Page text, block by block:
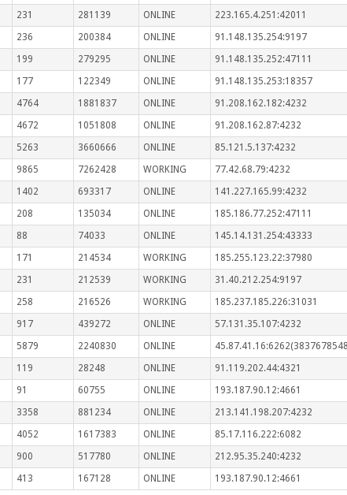
231 281139 ONLINE
223.165.4.251:42011
236 200384 ONLINE
91.148.135.254:9197
199 279295 ONLINE
91.148.135.252:47111
177 122349 ONLINE
91.148.135.253:18357
4764 1881837 ONLINE
91.208.162.182:4232
4672 1051808 ONLINE
91.208.162.87:4232
5263 3660666 ONLINE
85.121.5.137:4232
9865 7262428 WORKING
77.42.68.79:4232
1402 693317 ONLINE
141.227.165.99:4232
208 135034 ONLINE
185.186.77.252:47111
88 74033 ONLINE
145.14.131.254:43333
171 214534 WORKING
185.255.123.22:37980
231 212539 WORKING
31.40.212.254:9197
258 216526 WORKING
185.237.185.226:31031
917 439272 ONLINE
57.131.35.107:4232
5879 2240830 ONLINE
119 28248 ONLINE
91.119.202.44:4321
91 60755 ONLINE
193.187.90.12:4661
3358 881234 ONLINE
213.141.198.207:4232
4052 1617383 ONLINE
85.17.116.222:6082
900 517780 ONLINE
212.95.35.240:4232
413 167128 ONLINE 193.187.90.12:4661